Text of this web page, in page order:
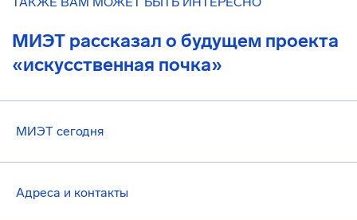
МИЭТ рассказал о будущем проекта
«искусственная почка»
МИЭТ сегодня
Адреса и контакты